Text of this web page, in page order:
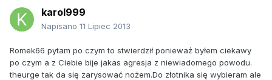
karol999
Napisano 11 Lipiec 2013
Romek66 pytam po czym to stwierdził ponieważ byłem ciekawy
po czym a z Ciebie bije jakas agresja z niewiadomego powodu.
theurge tak da się zarysować nożem.Do złotnika się wybieram ale